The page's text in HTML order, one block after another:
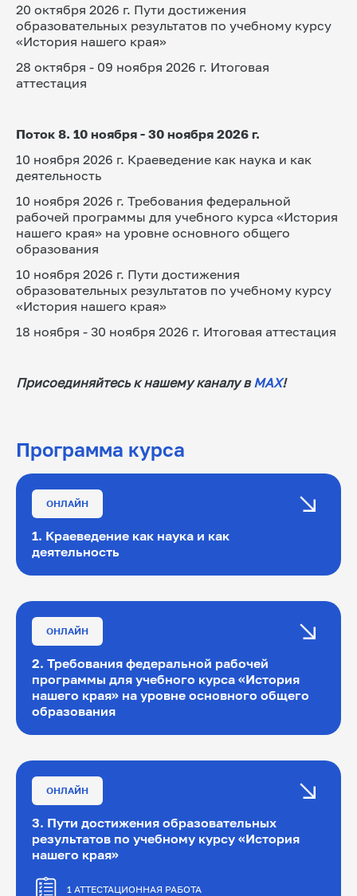
20 октября 2026 г. Пути достижения
образовательных результатов по учебному курсу
«История нашего края»
28 октября - 09 ноября 2026 г. Итоговая
аттестация
Поток 8. 10 ноября - 30 ноября 2026 г.
10 ноября 2026 г. Краеведение как наука и как
деятельность
10 ноября 2026 г. Требования федеральной
рабочей программы для учебного курса «История
нашего края» на уровне основного общего
образования
10 ноября 2026 г. Пути достижения
образовательных результатов по учебному курсу
«История нашего края»
18 ноября - 30 ноября 2026 г. Итоговая аттестация
Присоединяйтесь к нашему каналу в МАХ!
Программа курса
1. Краеведение как наука и как
деятельность
ОНЛАЙН
1. Краеведение как наука и как деятельность
2. Требования федеральной рабочей
программы для учебного курса «История
нашего края» на уровне основного общего
образования
ОНЛАЙН
1. Требования федеральной рабочей
программы для учебного курса «История
нашего края» на уровне основного общего
образования
3. Пути достижения образовательных
результатов по учебному курсу «История
нашего края»
ОНЛАЙН
1 АТТЕСТАЦИОННАЯ РАБОТА